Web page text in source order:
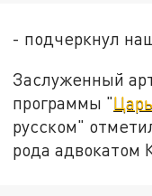
- подчеркнул
Заслуженный
программы "
русском"
рода адвокатом